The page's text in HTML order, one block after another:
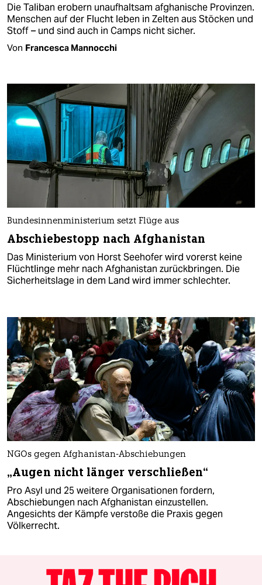
Die Taliban erobern unaufhaltsam afghanische Provinzen.
Menschen auf der Flucht leben in Zelten aus Stöcken und
Stoff – und sind auch in Camps nicht sicher.
Von Francesca Mannocchi
Bundesinnenministerium setzt Flüge aus
Abschiebestopp nach Afghanistan
Das Ministerium von Horst Seehofer wird vorerst keine
Flüchtlinge mehr nach Afghanistan zurückbringen. Die
Sicherheitslage in dem Land wird immer schlechter.
NGOs gegen Afghanistan-Abschiebungen
„Augen nicht länger verschließen“
Pro Asyl und 25 weitere Organisationen fordern,
Abschiebungen nach Afghanistan einzustellen.
Angesichts der Kämpfe verstoße die Praxis gegen
Völkerrecht.